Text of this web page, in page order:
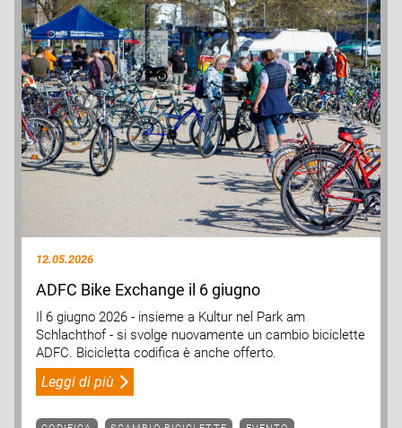
12.05.2026
ADFC Bike Exchange il 6 giugno
Il 6 giugno 2026 - insieme a Kultur nel Park am
Schlachthof - si svolge nuovamente un cambio biciclette
ADFC. Bicicletta codifica è anche offerto.
Leggi di più